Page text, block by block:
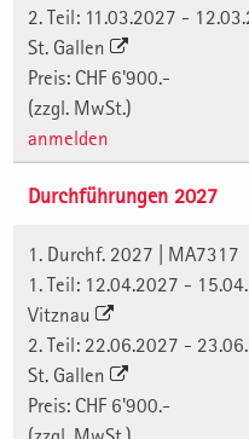
2. Teil: 11.03.2027 -
St. Gallen
Preis: CHF 6'900.-
(zzgl. MwSt.)
anmelden
Durchführungen 2027
1. Durchf. 2027 | MA7317
1. Teil: 12.04.2027 -
Vitznau
2. Teil: 22.06.2027 -
St. Gallen
Preis: CHF 6'900.-